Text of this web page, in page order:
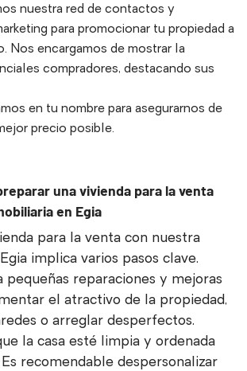
nuestra red de contactos y
para promocionar tu propiedad a
Nos encargamos de mostrar la
compradores, destacando sus
en tu nombre para asegurarnos de
precio posible.
una vivienda para la venta
en Egia
para la venta con nuestra
implica varios pasos clave.
pequeñas reparaciones y mejoras
el atractivo de la propiedad,
o arreglar desperfectos.
la casa esté limpia y ordenada
Es recomendable despersonalizar